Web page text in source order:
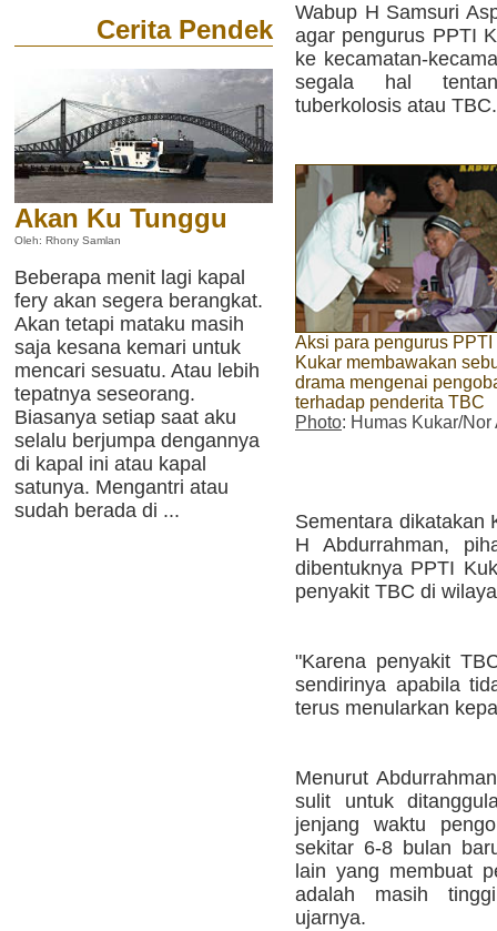
Cerita Pendek
Akan Ku Tunggu
Oleh: Rhony Samlan
Beberapa menit lagi kapal
fery akan segera berangkat.
Akan tetapi mataku masih
saja kesana kemari untuk
mencari sesuatu. Atau lebih
tepatnya seseorang.
Biasanya setiap saat aku
selalu berjumpa dengannya
di kapal ini atau kapal
satunya. Mengantri atau
sudah berada di ...
Wabup H Samsuri
agar pengurus PPTI
ke kecamatan-
segala hal
tuberkolosis atau TBC.
Aksi para pengurus PPTI
Kukar membawakan
drama mengenai
terhadap penderita TBC
Photo: Humas Kukar/Nor
Sementara dikatakan
H Abdurrahman,
dibentuknya PPTI
penyakit TBC di
"Karena penyakit
sendirinya apabila
terus menularkan
Menurut
sulit untuk
jenjang waktu
sekitar 6-8 bulan
lain yang membuat
adalah masih
ujarnya.